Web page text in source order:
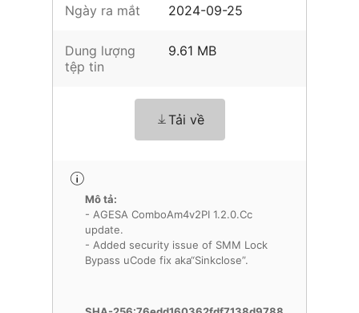
Ngày ra mắt 2024-09-25
Dung lượng
tệp tin
9.61 MB
Tải về
Mô tả:
- AGESA ComboAm4v2PI 1.2.0.Cc
update.
- Added security issue of SMM Lock
Bypass uCode fix aka“Sinkclose”.